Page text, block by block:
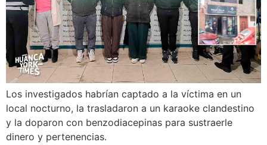
Los investigados habrían captado a la víctima en un
local nocturno, la trasladaron a un karaoke clandestino
y la doparon con benzodiacepinas para sustraerle
dinero y pertenencias.